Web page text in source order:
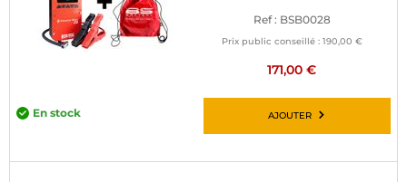
Ref : BSB0028
Prix public conseillé : 190,00 €
171,00 €
En stock AJOUTER